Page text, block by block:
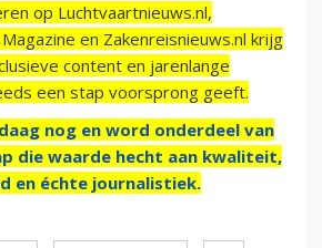
op Luchtvaartnieuws.nl,
en Zakenreisnieuws.nl krijg
content en jarenlange
een stap voorsprong geeft.
nog en word onderdeel van
die waarde hecht aan kwaliteit,
en échte journalistiek.